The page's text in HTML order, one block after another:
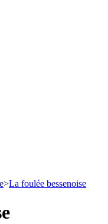
>La foulée bessenoise